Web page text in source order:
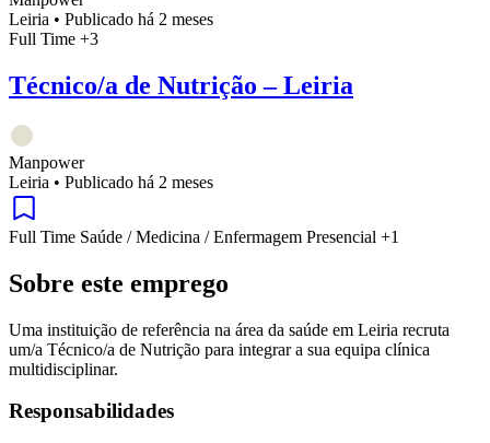
Leiria • Publicado há 2 meses
Full Time +3
Técnico/a de Nutrição – Leiria
Manpower
Leiria • Publicado há 2 meses
Full Time Saúde / Medicina / Enfermagem Presencial +1
Sobre este emprego
Uma instituição de referência na área da saúde em Leiria recruta
um/a Técnico/a de Nutrição para integrar a sua equipa clínica
multidisciplinar.
Responsabilidades